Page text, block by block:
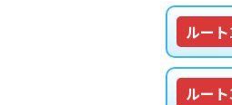
ルー
ルー